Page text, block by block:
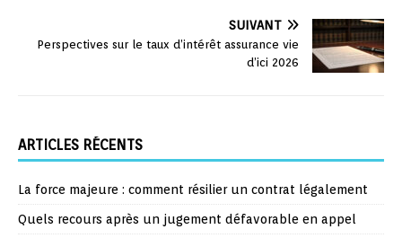
SUIVANT
Perspectives sur le taux d’intérêt assurance vie
d’ici 2026
ARTICLES RÉCENTS
La force majeure : comment résilier un contrat légalement
Quels recours après un jugement défavorable en appel